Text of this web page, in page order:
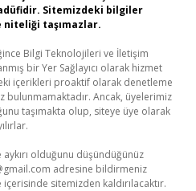
Sitemizdeki bilgiler
taşımazlar.
Bilgi Teknolojileri ve İletişim
bir Yer Sağlayıcı olarak hizmet
içerikleri proaktif olarak denetleme
bulunmamaktadır. Ancak, üyelerimiz
taşımakta olup, siteye üye olarak
olduğunu düşündüğünüz
adresine bildirmeniz
sitemizden kaldırılacaktır.